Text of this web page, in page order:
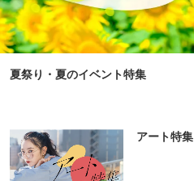
夏祭り・夏のイベント特集
アート特集